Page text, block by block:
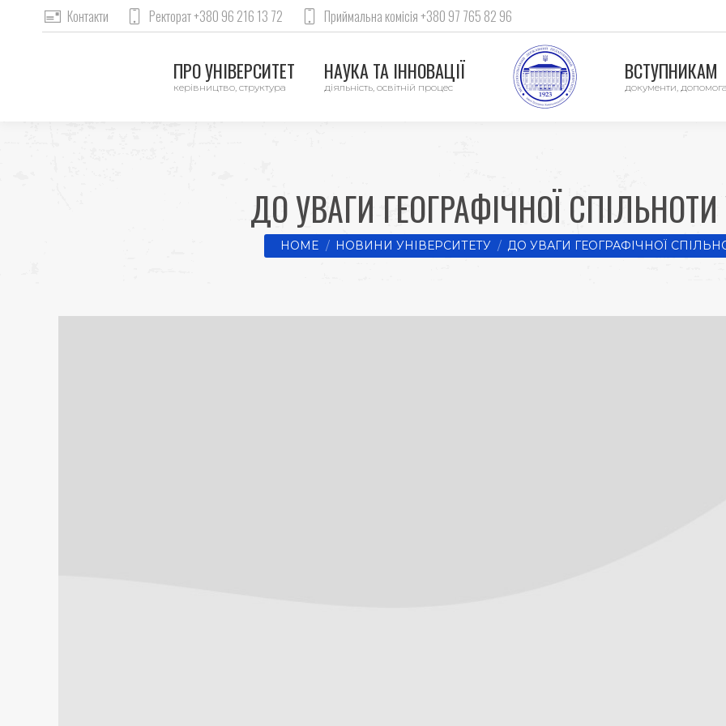
Контакти Ректорат +380 96 216 13 72 Приймальна комісія +380 97 765 82 96
ПРО УНІВЕРСИТЕТ
керівництво, структура
НАУКА ТА ІННОВАЦІЇ
діяльність, освітній процес
ВСТУПНИКАМ
документи,
ДО УВАГИ ГЕОГРАФІЧНОЇ СПІЛЬНОТИ
You are here:
HOME НОВИНИ УНІВЕРСИТЕТУ ДО УВАГИ ГЕОГРАФІЧНОЇ